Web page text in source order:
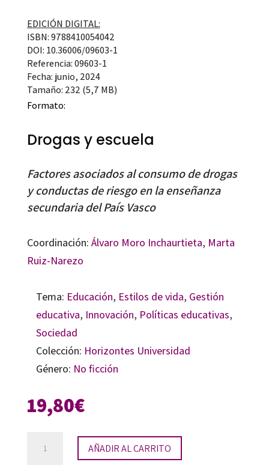
EDICIÓN DIGITAL:
ISBN: 9788410054042
DOI: 10.36006/09603-1
Referencia: 09603-1
Fecha: junio, 2024
Tamaño: 232 (5,7 MB)
Formato:
Drogas y escuela
Factores asociados al consumo de drogas
y conductas de riesgo en la enseñanza
secundaria del País Vasco
Coordinación: Álvaro Moro Inchaurtieta, Marta
Ruiz-Narezo
Tema: Educación, Estilos de vida, Gestión
educativa, Innovación, Políticas educativas,
Sociedad
Colección: Horizontes Universidad
Género: No ficción
19,80€
AÑADIR AL CARRITO